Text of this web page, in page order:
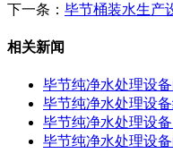
下一条： 毕节桶装水生产
相关新闻
毕节纯净水处理设
毕节纯净水处理设
毕节纯净水处理设
毕节纯净水处理设